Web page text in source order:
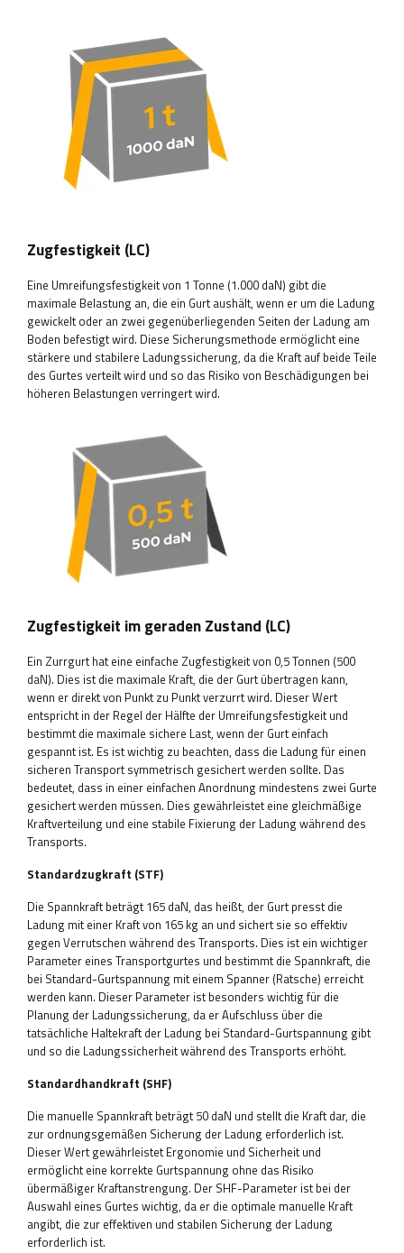
Zugfestigkeit (LC)
Eine Umreifungsfestigkeit von 1 Tonne (1.000 daN) gibt die
maximale Belastung an, die ein Gurt aushält, wenn er um die Ladung
gewickelt oder an zwei gegenüberliegenden Seiten der Ladung am
Boden befestigt wird. Diese Sicherungsmethode ermöglicht eine
stärkere und stabilere Ladungssicherung, da die Kraft auf beide Teile
des Gurtes verteilt wird und so das Risiko von Beschädigungen bei
höheren Belastungen verringert wird.
Zugfestigkeit im geraden Zustand (LC)
Ein Zurrgurt hat eine einfache Zugfestigkeit von 0,5 Tonnen (500
daN). Dies ist die maximale Kraft, die der Gurt übertragen kann,
wenn er direkt von Punkt zu Punkt verzurrt wird. Dieser Wert
entspricht in der Regel der Hälfte der Umreifungsfestigkeit und
bestimmt die maximale sichere Last, wenn der Gurt einfach
gespannt ist. Es ist wichtig zu beachten, dass die Ladung für einen
sicheren Transport symmetrisch gesichert werden sollte. Das
bedeutet, dass in einer einfachen Anordnung mindestens zwei Gurte
gesichert werden müssen. Dies gewährleistet eine gleichmäßige
Kraftverteilung und eine stabile Fixierung der Ladung während des
Transports.
Standardzugkraft (STF)
Die Spannkraft beträgt 165 daN, das heißt, der Gurt presst die
Ladung mit einer Kraft von 165 kg an und sichert sie so effektiv
gegen Verrutschen während des Transports. Dies ist ein wichtiger
Parameter eines Transportgurtes und bestimmt die Spannkraft, die
bei Standard-Gurtspannung mit einem Spanner (Ratsche) erreicht
werden kann. Dieser Parameter ist besonders wichtig für die
Planung der Ladungssicherung, da er Aufschluss über die
tatsächliche Haltekraft der Ladung bei Standard-Gurtspannung gibt
und so die Ladungssicherheit während des Transports erhöht.
Standardhandkraft (SHF)
Die manuelle Spannkraft beträgt 50 daN und stellt die Kraft dar, die
zur ordnungsgemäßen Sicherung der Ladung erforderlich ist.
Dieser Wert gewährleistet Ergonomie und Sicherheit und
ermöglicht eine korrekte Gurtspannung ohne das Risiko
übermäßiger Kraftanstrengung. Der SHF-Parameter ist bei der
Auswahl eines Gurtes wichtig, da er die optimale manuelle Kraft
angibt, die zur effektiven und stabilen Sicherung der Ladung
erforderlich ist.